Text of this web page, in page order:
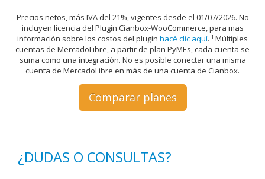
Precios netos, más IVA del 21%, vigentes desde el 01/07/2026. No
incluyen licencia del Plugin Cianbox-WooCommerce, para mas
información sobre los costos del plugin hacé clic aquí. ¹ Múltiples
cuentas de MercadoLibre, a partir de plan PyMEs, cada cuenta se
suma como una integración. No es posible conectar una misma
cuenta de MercadoLibre en más de una cuenta de Cianbox.
Comparar planes
¿DUDAS O CONSULTAS?